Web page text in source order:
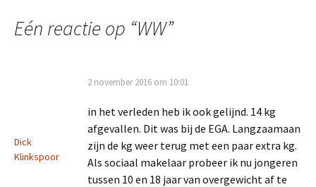
Eén reactie op “WW”
Dick
Klinkspoor
2 november 2016 om 10:01
in het verleden heb ik ook gelijnd. 14 kg
afgevallen. Dit was bij de EGA. Langzaamaan
zijn de kg weer terug met een paar extra kg.
Als sociaal makelaar probeer ik nu jongeren
tussen 10 en 18 jaar van overgewicht af te